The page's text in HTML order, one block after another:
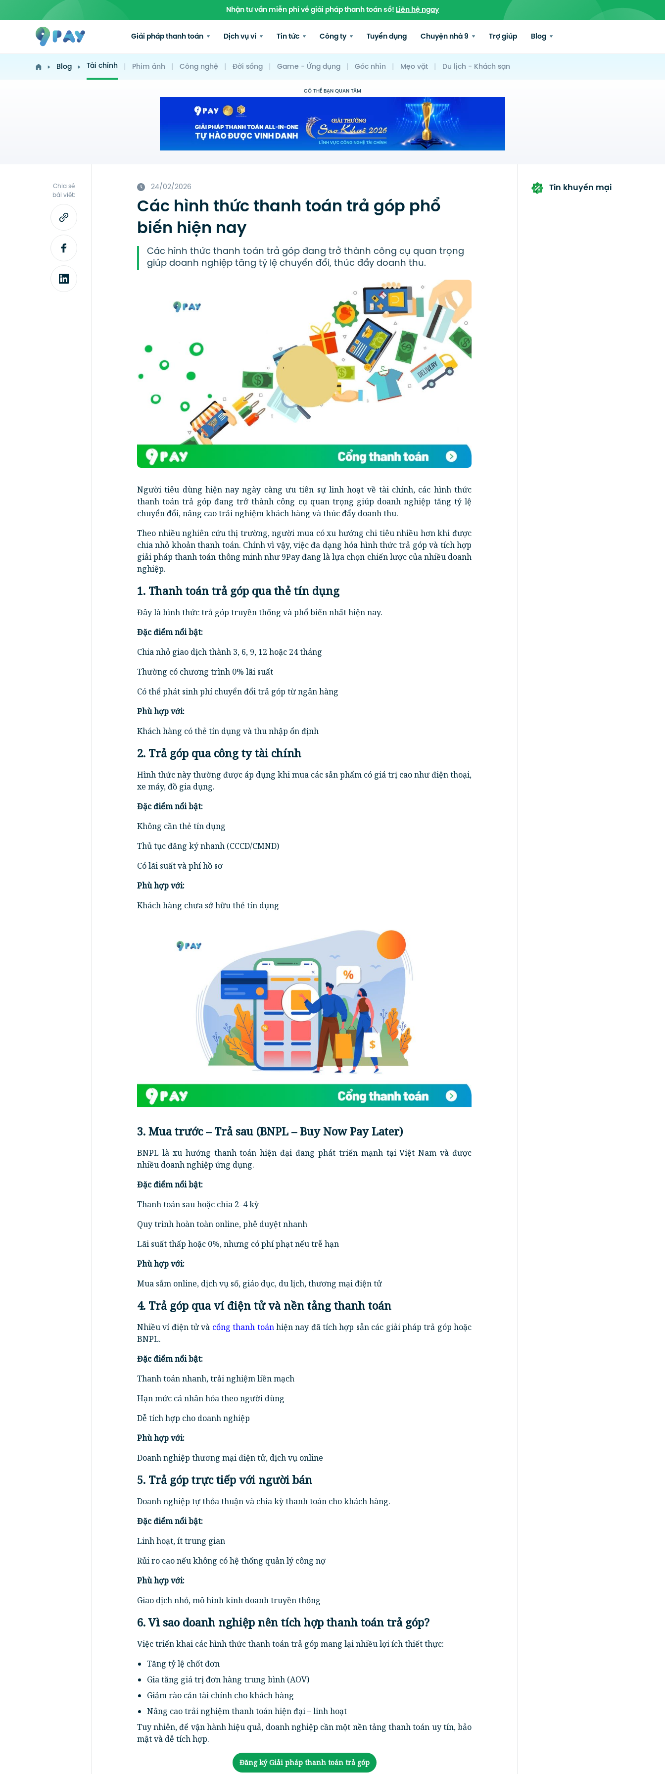
Nhận tư vấn miễn phí về giải pháp thanh toán số!Liên hệ ngay
Giải pháp thanh toán Dịch vụ ví Tin tức Công ty Tuyển dụng Chuyện nhà 9 Trợ giúp Blog
Blog Tài chính | Phim ảnh | Công nghệ | Đời sống | Game - Ứng dụng | Góc nhìn | Mẹo vặt | Du lịch - Khách sạn
CÓ THỂ BẠN QUAN TÂM
Chia sẻ
bài viết:
24/02/2026
Các hình thức thanh toán trả góp phổ
biến hiện nay
Các hình thức thanh toán trả góp đang trở thành công cụ quan trọng
giúp doanh nghiệp tăng tỷ lệ chuyển đổi, thúc đẩy doanh thu.
Người tiêu dùng hiện nay ngày càng ưu tiên sự linh hoạt về tài chính, các hình thức
thanh toán trả góp đang trở thành công cụ quan trọng giúp doanh nghiệp tăng tỷ lệ
chuyển đổi, nâng cao trải nghiệm khách hàng và thúc đẩy doanh thu.
Theo nhiều nghiên cứu thị trường, người mua có xu hướng chi tiêu nhiều hơn khi được
chia nhỏ khoản thanh toán. Chính vì vậy, việc đa dạng hóa hình thức trả góp và tích hợp
giải pháp thanh toán thông minh như 9Pay đang là lựa chọn chiến lược của nhiều doanh
nghiệp.
1. Thanh toán trả góp qua thẻ tín dụng
Đây là hình thức trả góp truyền thống và phổ biến nhất hiện nay.
Đặc điểm nổi bật:
Chia nhỏ giao dịch thành 3, 6, 9, 12 hoặc 24 tháng
Thường có chương trình 0% lãi suất
Có thể phát sinh phí chuyển đổi trả góp từ ngân hàng
Phù hợp với:
Khách hàng có thẻ tín dụng và thu nhập ổn định
2. Trả góp qua công ty tài chính
Hình thức này thường được áp dụng khi mua các sản phẩm có giá trị cao như điện thoại,
xe máy, đồ gia dụng.
Đặc điểm nổi bật:
Không cần thẻ tín dụng
Thủ tục đăng ký nhanh (CCCD/CMND)
Có lãi suất và phí hồ sơ
Phù hợp với:
Khách hàng chưa sở hữu thẻ tín dụng
3. Mua trước – Trả sau (BNPL – Buy Now Pay Later)
BNPL là xu hướng thanh toán hiện đại đang phát triển mạnh tại Việt Nam và được
nhiều doanh nghiệp ứng dụng.
Đặc điểm nổi bật:
Thanh toán sau hoặc chia 2–4 kỳ
Quy trình hoàn toàn online, phê duyệt nhanh
Lãi suất thấp hoặc 0%, nhưng có phí phạt nếu trễ hạn
Phù hợp với:
Mua sắm online, dịch vụ số, giáo dục, du lịch, thương mại điện tử
4. Trả góp qua ví điện tử và nền tảng thanh toán
Nhiều ví điện tử và cổng thanh toánhiện nay đã tích hợp sẵn các giải pháp trả góp hoặc
BNPL.
Đặc điểm nổi bật:
Thanh toán nhanh, trải nghiệm liền mạch
Hạn mức cá nhân hóa theo người dùng
Dễ tích hợp cho doanh nghiệp
Phù hợp với:
Doanh nghiệp thương mại điện tử, dịch vụ online
5. Trả góp trực tiếp với người bán
Doanh nghiệp tự thỏa thuận và chia kỳ thanh toán cho khách hàng.
Đặc điểm nổi bật:
Linh hoạt, ít trung gian
Rủi ro cao nếu không có hệ thống quản lý công nợ
Phù hợp với:
Giao dịch nhỏ, mô hình kinh doanh truyền thống
6. Vì sao doanh nghiệp nên tích hợp thanh toán trả góp?
Việc triển khai các hình thức thanh toán trả góp mang lại nhiều lợi ích thiết thực:
Tăng tỷ lệ chốt đơn
Gia tăng giá trị đơn hàng trung bình (AOV)
Giảm rào cản tài chính cho khách hàng
Nâng cao trải nghiệm thanh toán hiện đại – linh hoạt
Tuy nhiên, để vận hành hiệu quả, doanh nghiệp cần một nền tảng thanh toán uy tín, bảo
mật và dễ tích hợp.
Đăng ký Giải pháp thanh toán trả góp
Tin khuyến mại